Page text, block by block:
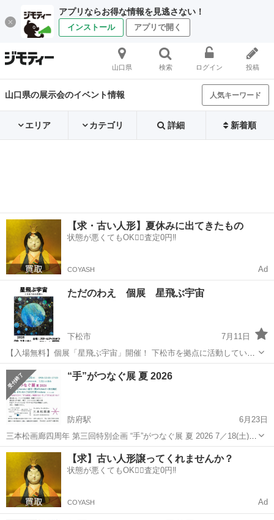
アプリならお得な情報を見逃さない！
インストール アプリで開く
山口県 検索 ログイン 投稿
山口県の展示会のイベント情報 人気キーワード
エリア カテゴリ 詳細 新着順
【求・古い人形】夏休みに出てきたもの
状態が悪くてもOK🙆‍♀️査定0円‼️
COYASH Ad
ただのわえ 個展 星飛ぶ宇宙
下松市
7月11日
【入場無料】個展「星飛ぶ宇宙」開催！ 下松市を拠点に活動している
宇宙絵画家 ただのわえ です。 このたび、令和8年度 下松市芸術家活
動支援事業 に選んでいただき、9月に個展を開催することになりまし
た。 今年...
山口 展示会 個展
“手”がつなぐ展 夏 2026
防府駅
6月23日
三本松画廊四周年 第三回特別企画 “手”がつなぐ展 夏 2026 7／18(土)～
26(日) 12:00~17:00 ※7／21(火)は休み アートカフェ・アートギャラリ
ー 三本松画廊 (山口市下小鯖3350) h...
山口 山口市 防府駅 展示会 会場
【求】古い人形譲ってくれませんか？
状態が悪くてもOK🙆‍♀️査定0円‼️
COYASH Ad